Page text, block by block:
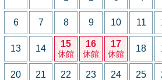
6 7 8 9 10 11
13 14 15
休館
16
休館
17
休館
18
20 21 22 23 24 25